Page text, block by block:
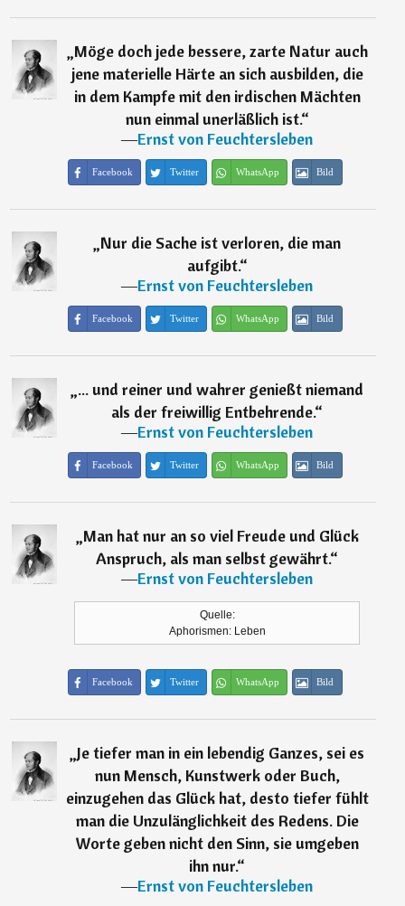
„Möge doch jede bessere, zarte Natur auch
jene materielle Härte an sich ausbilden, die
in dem Kampfe mit den irdischen Mächten
nun einmal unerläßlich ist.“
―Ernst von Feuchtersleben
Facebook Twitter WhatsApp Bild
„Nur die Sache ist verloren, die man
aufgibt.“
―Ernst von Feuchtersleben
Facebook Twitter WhatsApp Bild
„... und reiner und wahrer genießt niemand
als der freiwillig Entbehrende.“
―Ernst von Feuchtersleben
Facebook Twitter WhatsApp Bild
„Man hat nur an so viel Freude und Glück
Anspruch, als man selbst gewährt.“
―Ernst von Feuchtersleben
Quelle:
Aphorismen: Leben
Facebook Twitter WhatsApp Bild
„Je tiefer man in ein lebendig Ganzes, sei es
nun Mensch, Kunstwerk oder Buch,
einzugehen das Glück hat, desto tiefer fühlt
man die Unzulänglichkeit des Redens. Die
Worte geben nicht den Sinn, sie umgeben
ihn nur.“
―Ernst von Feuchtersleben